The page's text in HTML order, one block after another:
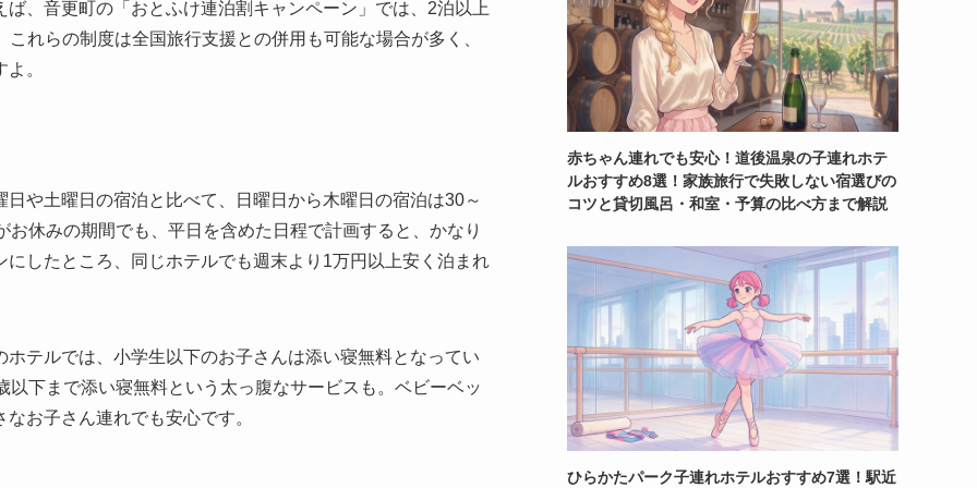
、音更町の「おとふけ連泊割キャンペーン」では、2泊以上
れらの制度は全国旅行支援との併用も可能な場合が多く、
。
や土曜日の宿泊と比べて、日曜日から木曜日の宿泊は30～
休みの期間でも、平日を含めた日程で計画すると、かなり
したところ、同じホテルでも週末より1万円以上安く泊まれ
テルでは、小学生以下のお子さんは添い寝無料となってい
下まで添い寝無料という太っ腹なサービスも。ベビーベッ
お子さん連れでも安心です。
赤ちゃん連れでも安心！道後温泉の子連れホテ
ルおすすめ8選！家族旅行で失敗しない宿選びの
コツと貸切風呂・和室・予算の比べ方まで解説
ひらかたパーク子連れホテルおすすめ7選！駅近